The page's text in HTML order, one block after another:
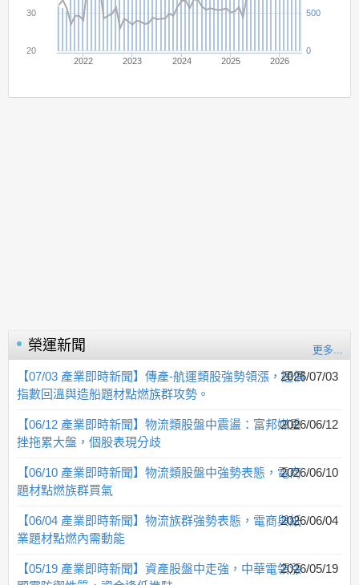
榮運新聞 更多...
【07/03 產業即時新聞】傳產-航運類股強勢領漲，運價
指數回溫與造船題材點燃族群攻勢。
2026/07/03
【06/12 產業即時新聞】物流類股盤中震盪：富邦媒重
挫拖累大盤，個股表現分歧
2026/06/12
【06/10 產業即時新聞】物流類股盤中強勢表態，電商
題材點燃族群買氣
2026/06/10
【06/04 產業即時新聞】物流族群強勢表態，電商與紙
業題材點燃內需動能
2026/06/04
【05/19 產業即時新聞】資產股盤中走強，中華電領漲2026/05/19